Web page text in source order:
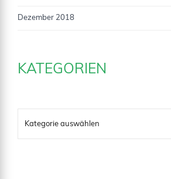
Dezember 2018
KATEGORIEN